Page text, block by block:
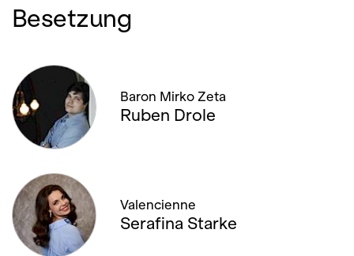
Besetzung
Baron Mirko Zeta
Ruben Drole
Valencienne
Serafina Starke